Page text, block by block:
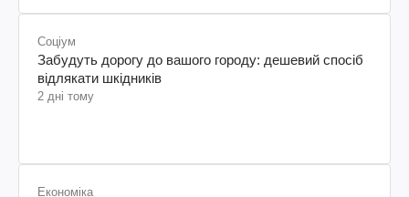
Соціум
Забудуть дорогу до вашого городу: дешевий спосіб
відлякати шкідників
2 дні тому
Економіка